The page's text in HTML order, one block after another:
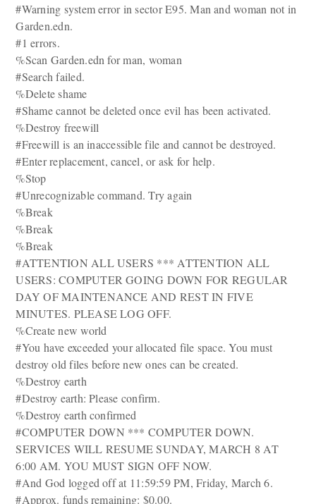
#Warning system error in sector E95. Man and woman not in
Garden.edn.
#1 errors.
%Scan Garden.edn for man, woman
#Search failed.
%Delete shame
#Shame cannot be deleted once evil has been activated.
%Destroy freewill
#Freewill is an inaccessible file and cannot be destroyed.
#Enter replacement, cancel, or ask for help.
%Stop
#Unrecognizable command. Try again
%Break
%Break
%Break
#ATTENTION ALL USERS *** ATTENTION ALL
USERS: COMPUTER GOING DOWN FOR REGULAR
DAY OF MAINTENANCE AND REST IN FIVE
MINUTES. PLEASE LOG OFF.
%Create new world
#You have exceeded your allocated file space. You must
destroy old files before new ones can be created.
%Destroy earth
#Destroy earth: Please confirm.
%Destroy earth confirmed
#COMPUTER DOWN *** COMPUTER DOWN.
SERVICES WILL RESUME SUNDAY, MARCH 8 AT
6:00 AM. YOU MUST SIGN OFF NOW.
#And God logged off at 11:59:59 PM, Friday, March 6.
#Approx. funds remaining: $0.00.